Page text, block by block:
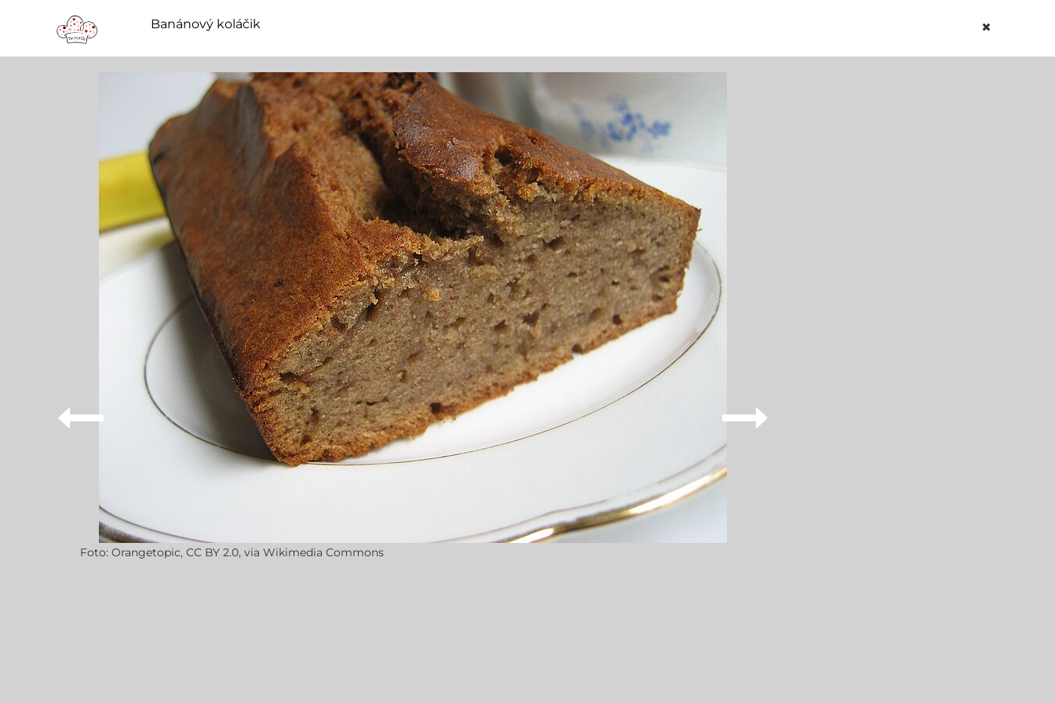
Banánový koláčik
Foto: Orangetopic, CC BY 2.0, via Wikimedia Commons